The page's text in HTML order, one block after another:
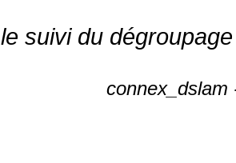
le suivi du
connex_dslam